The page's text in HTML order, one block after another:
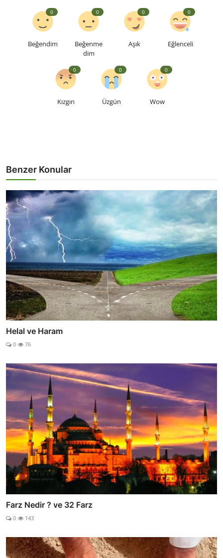
Beğendim
0
Beğenme
dim
0
Aşık
0
Eğlenceli
0
Kızgın
0
Üzgün
0
Wow
0
Benzer Konular
Helal ve Haram
0 76
Farz Nedir ? ve 32 Farz
0 143